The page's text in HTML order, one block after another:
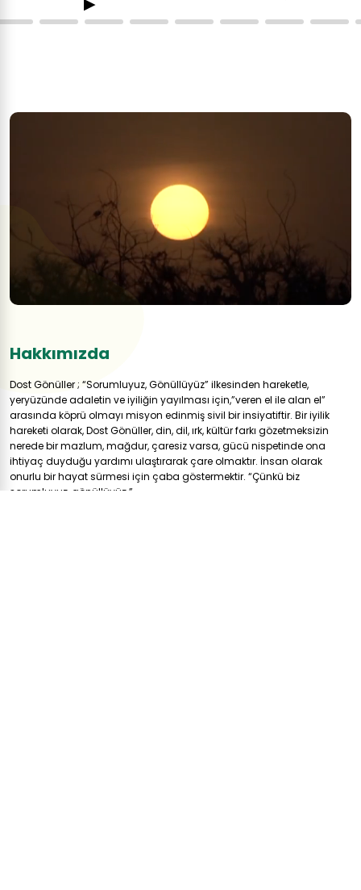
YEMEK...
Hakkımızda
Dost Gönüller ; “Sorumluyuz, Gönüllüyüz” ilkesinden hareketle,
yeryüzünde adaletin ve iyiliğin yayılması için,”veren el ile alan el”
arasında köprü olmayı misyon edinmiş sivil bir insiyatiftir. Bir iyilik
hareketi olarak, Dost Gönüller, din, dil, ırk, kültür farkı gözetmeksizin
nerede bir mazlum, mağdur, çaresiz varsa, gücü nispetinde ona
ihtiyaç duyduğu yardımı ulaştırarak çare olmaktır. İnsan olarak
onurlu bir hayat sürmesi için çaba göstermektir. “Çünkü biz
sorumluyuz, gönüllüyüz.”